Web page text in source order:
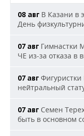
08 авг В Казани в
День
07 авг Гимнастки
ЧЕ из-за отказа в
07 авг
нейтральный
07 авг Семен
быть в основном